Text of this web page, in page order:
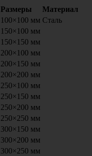
Размеры
Материал
100×100 мм Сталь
150×100 мм
150×150 мм
200×100 мм
200×150 мм
200×200 мм
250×100 мм
250×150 мм
250×200 мм
250×250 мм
300×150 мм
300×200 мм
300×250 мм